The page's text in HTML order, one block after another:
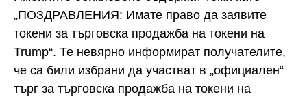
„ПОЗДРАВЛЕНИЯ: Имате право да заявите
токени за търговска продажба на токени на
Trump“. Те невярно информират получателите,
че са били избрани да участват в „официален“
търг за търговска продажба на токени на